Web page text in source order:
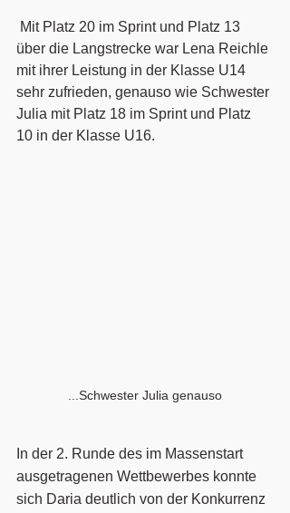
über die Langstrecke war Lena Reichle
mit ihrer Leistung in der Klasse U14
sehr zufrieden, genauso wie Schwester
Julia mit Platz 18 im Sprint und Platz
10 in der Klasse U16.
...Schwester Julia genauso
In der 2. Runde des im Massenstart
ausgetragenen Wettbewerbes konnte
sich Daria deutlich von der Konkurrenz